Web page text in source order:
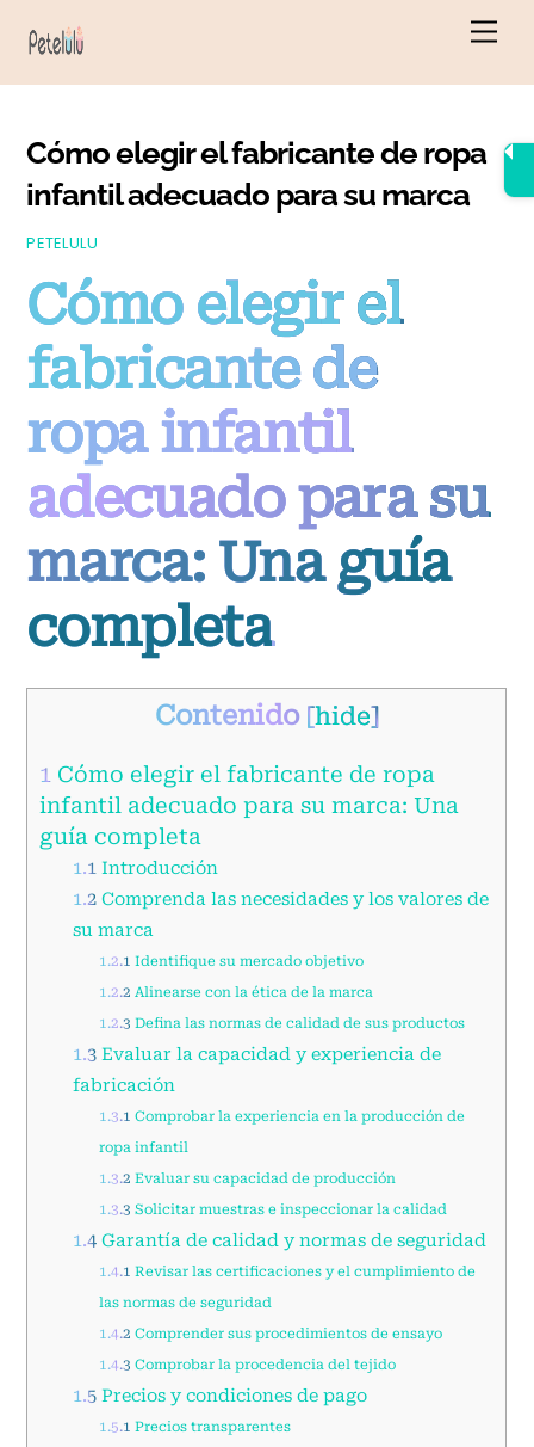
Cómo elegir el fabricante de ropa
infantil adecuado para su marca
PETELULU
Cómo elegir el
fabricante de
ropa infantil
adecuado para su
marca: Una guía
completa
Contenido [hide]
1 Cómo elegir el fabricante de ropa
infantil adecuado para su marca: Una
guía completa
1.1 Introducción
1.2Comprenda las necesidades y los valores de
su marca
1.2.1 Identifique su mercado objetivo
1.2.2 Alinearse con la ética de la marca
1.2.3 Defina las normas de calidad de sus productos
1.3Evaluar la capacidad y experiencia de
fabricación
1.3.1 Comprobar la experiencia en la producción de
ropa infantil
1.3.2 Evaluar su capacidad de producción
1.3.3 Solicitar muestras e inspeccionar la calidad
1.4Garantía de calidad y normas de seguridad
1.4.1 Revisar las certificaciones y el cumplimiento de
las normas de seguridad
1.4.2 Comprender sus procedimientos de ensayo
1.4.3 Comprobar la procedencia del tejido
1.5Precios y condiciones de pago
1.5.1 Precios transparentes